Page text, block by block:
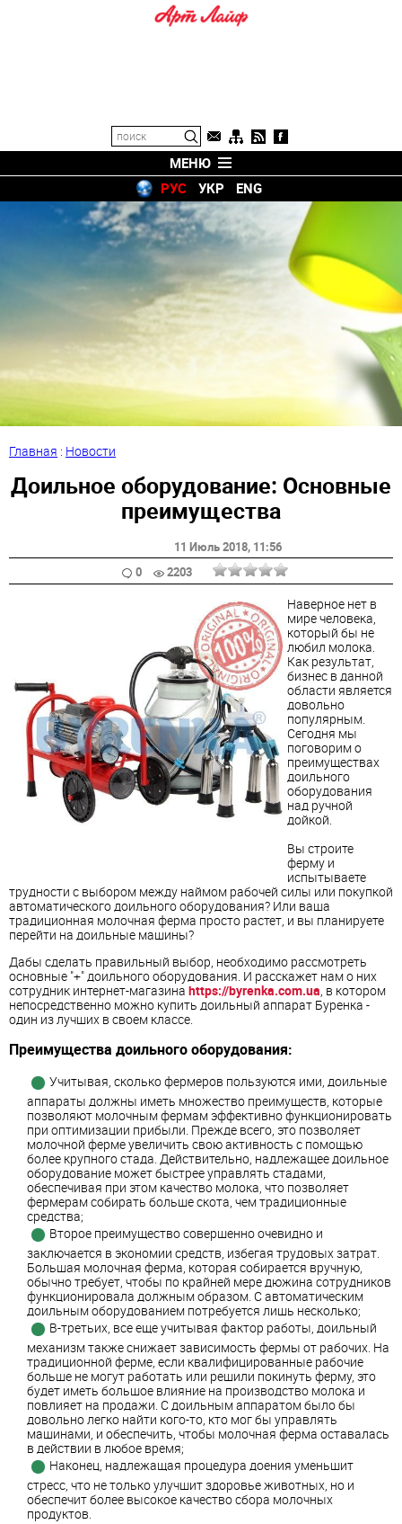
МЕНЮ
РУС
УКР ENG
Главная : Новости
Доильное оборудование: Основные
преимущества
11 Июль 2018, 11:56
0
2203
Наверное нет в
мире человека,
который бы не
любил молока.
Как результат,
бизнес в данной
области является
довольно
популярным.
Сегодня мы
поговорим о
преимуществах
доильного
оборудования
над ручной
дойкой.
Вы строите
ферму и
испытываете
трудности с выбором между наймом рабочей силы или покупкой
автоматического доильного оборудования? Или ваша
традиционная молочная ферма просто растет, и вы планируете
перейти на доильные машины?
Дабы сделать правильный выбор, необходимо рассмотреть
основные "+" доильного оборудования. И расскажет нам о них
сотрудник интернет-магазина https://byrenka.com.ua , в котором
непосредственно можно купить доильный аппарат Буренка -
один из лучших в своем классе.
Преимущества доильного оборудования:
Учитывая, сколько фермеров пользуются ими, доильные
аппараты должны иметь множество преимуществ, которые
позволяют молочным фермам эффективно функционировать
при оптимизации прибыли. Прежде всего, это позволяет
молочной ферме увеличить свою активность с помощью
более крупного стада. Действительно, надлежащее доильное
оборудование может быстрее управлять стадами,
обеспечивая при этом качество молока, что позволяет
фермерам собирать больше скота, чем традиционные
средства;
Второе преимущество совершенно очевидно и
заключается в экономии средств, избегая трудовых затрат.
Большая молочная ферма, которая собирается вручную,
обычно требует, чтобы по крайней мере дюжина сотрудников
функционировала должным образом. С автоматическим
доильным оборудованием потребуется лишь несколько;
В-третьих, все еще учитывая фактор работы, доильный
механизм также снижает зависимость фермы от рабочих. На
традиционной ферме, если квалифицированные рабочие
больше не могут работать или решили покинуть ферму, это
будет иметь большое влияние на производство молока и
повлияет на продажи. С доильным аппаратом было бы
довольно легко найти кого-то, кто мог бы управлять
машинами, и обеспечить, чтобы молочная ферма оставалась
в действии в любое время;
Наконец, надлежащая процедура доения уменьшит
стресс, что не только улучшит здоровье животных, но и
обеспечит более высокое качество сбора молочных
продуктов.